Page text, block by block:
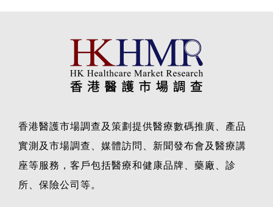
香港醫護市場調查及策劃提供醫療數碼推廣、產品
實測及市場調查、媒體訪問、新聞發布會及醫療講
座等服務，客戶包括醫療和健康品牌、藥廠、診
所、保險公司等。